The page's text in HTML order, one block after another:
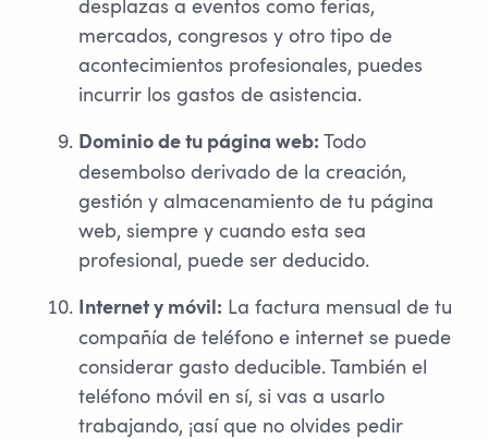
desplazas a eventos como ferias,
mercados, congresos y otro tipo de
acontecimientos profesionales, puedes
incurrir los gastos de asistencia.
Dominio de tu página web: Todo
desembolso derivado de la creación,
gestión y almacenamiento de tu página
web, siempre y cuando esta sea
profesional, puede ser deducido.
Internet y móvil: La factura mensual de tu
compañía de teléfono e internet se puede
considerar gasto deducible. También el
teléfono móvil en sí, si vas a usarlo
trabajando, ¡así que no olvides pedir